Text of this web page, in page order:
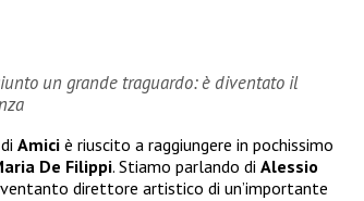
un grande traguardo: è diventato il
Amici è riuscito a raggiungere in pochissimo
De Filippi. Stiamo parlando di Alessio
direttore artistico di un’importante